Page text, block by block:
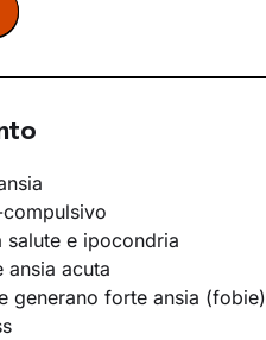
e ipocondria
acuta
generano forte ansia (fobie)